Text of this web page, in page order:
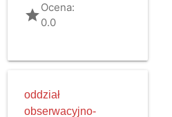
gradeOcena:
0.0
oddział
obserwacyjno-